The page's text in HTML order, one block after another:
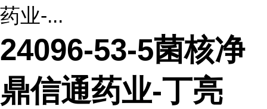
药业-...
24096-53-5菌核净
鼎信通药业-丁亮